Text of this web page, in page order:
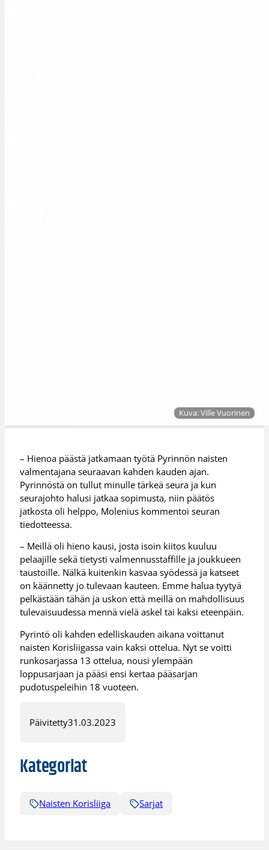
Kuva: Ville Vuorinen
– Hienoa päästä jatkamaan työtä Pyrinnön naisten
valmentajana seuraavan kahden kauden ajan.
Pyrinnöstä on tullut minulle tärkeä seura ja kun
seurajohto halusi jatkaa sopimusta, niin päätös
jatkosta oli helppo, Molenius kommentoi seuran
tiedotteessa.
– Meillä oli hieno kausi, josta isoin kiitos kuuluu
pelaajille sekä tietysti valmennusstaffille ja joukkueen
taustoille. Nälkä kuitenkin kasvaa syödessä ja katseet
on käännetty jo tulevaan kauteen. Emme halua tyytyä
pelkästään tähän ja uskon että meillä on mahdollisuus
tulevaisuudessa mennä vielä askel tai kaksi eteenpäin.
Pyrintö oli kahden edelliskauden aikana voittanut
naisten Korisliigassa vain kaksi ottelua. Nyt se voitti
runkosarjassa 13 ottelua, nousi ylempään
loppusarjaan ja pääsi ensi kertaa pääsarjan
pudotuspeleihin 18 vuoteen.
Päivitetty31.03.2023
Kategoriat
Naisten Korisliiga Sarjat